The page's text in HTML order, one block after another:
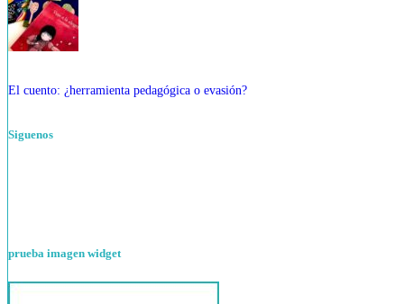
El cuento: ¿herramienta pedagógica o evasión?
Siguenos
prueba imagen widget